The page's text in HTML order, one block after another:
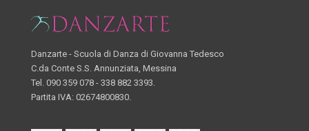
Danzarte - Scuola di Danza di Giovanna Tedesco
C.da Conte S.S. Annunziata, Messina
Tel. 090 359 078 - 338 882 3393.
Partita IVA: 02674800830.